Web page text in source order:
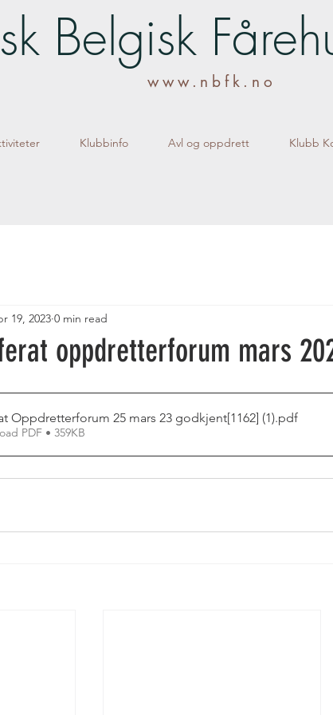
Belgisk
www.nbfk.no
Klubbinfo Avl og oppdrett Klubb
oppdretterforum mars
19, 2023 0 min read
Oppdretterforum 25 mars 23 godkjent[1162] (1).pdf
PDF • 359KB